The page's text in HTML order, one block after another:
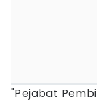
"Pejabat